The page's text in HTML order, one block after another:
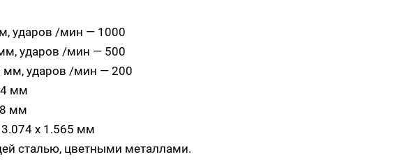
ударов /мин — 1000
ударов /мин — 500
мм, ударов /мин — 200
мм
мм
x 1.565 мм
сталью, цветными металлами.